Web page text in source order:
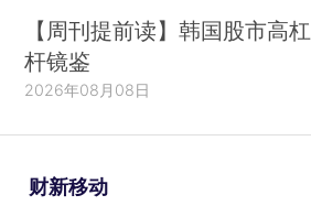
【周刊提前读】韩国股市高杠
杆镜鉴
2026年08月08日
财新移动